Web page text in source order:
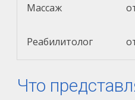
Массаж
Реабилитолог
Что